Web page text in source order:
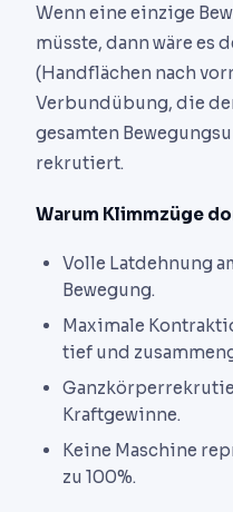
Wenn eine einzige
müsste, dann wäre es
(Handflächen nach
Verbundübung, die
gesamten
rekrutiert.
Warum Klimmzüge
Volle Latdehnung
Bewegung.
Maximale
tief und
Kraftgewinne.
Keine Maschine
zu 100%.